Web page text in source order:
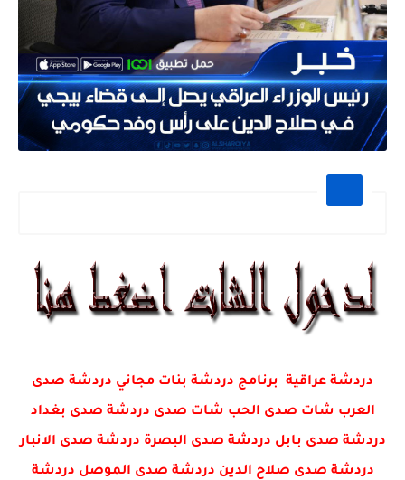
دردشة عراقية برنامج دردشة بنات مجاني دردشة صدى
العرب شات صدى الحب شات صدى دردشة صدى بغداد
دردشة صدى بابل دردشة صدى البصرة دردشة صدى الانبار
دردشة صدى صلاح الدين دردشة صدى الموصل دردشة